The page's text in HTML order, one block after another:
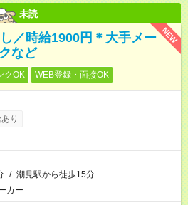
未読
NEW
／時給1900円＊大手メー
など
クOK WEB登録・面接OK
り
/ 潮見駅から徒歩15分
カー